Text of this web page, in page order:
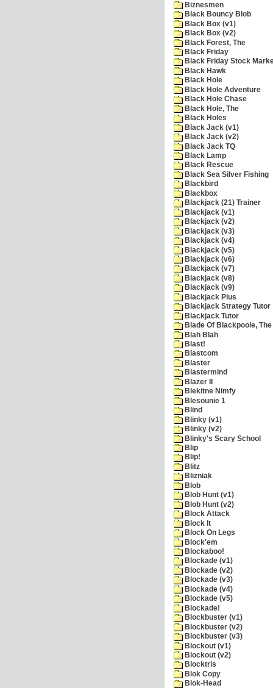
Biznesmen
Black Bouncy Blob
Black Box (v1)
Black Box (v2)
Black Forest, The
Black Friday
Black Friday Stock
Black Hawk
Black Hole
Black Hole Adventure
Black Hole Chase
Black Hole, The
Black Holes
Black Jack (v1)
Black Jack (v2)
Black Jack TQ
Black Lamp
Black Rescue
Black Sea Silver Fishing
Blackbird
Blackbox
Blackjack (21) Trainer
Blackjack (v1)
Blackjack (v2)
Blackjack (v3)
Blackjack (v4)
Blackjack (v5)
Blackjack (v6)
Blackjack (v7)
Blackjack (v8)
Blackjack (v9)
Blackjack Plus
Blackjack Strategy Tutor
Blackjack Tutor
Blade Of Blackpoole, The
Blah Blah
Blast!
Blastcom
Blaster
Blastermind
Blazer II
Blekitne Nimfy
Blesounie 1
Blind
Blinky (v1)
Blinky (v2)
Blinky's Scary School
Blip
Blip!
Blitz
Blizniak
Blob
Blob Hunt (v1)
Blob Hunt (v2)
Block Attack
Block It
Block On Legs
Block'em
Blockaboo!
Blockade (v1)
Blockade (v2)
Blockade (v3)
Blockade (v4)
Blockade (v5)
Blockade!
Blockbuster (v1)
Blockbuster (v2)
Blockbuster (v3)
Blockout (v1)
Blockout (v2)
Blocktris
Blok Copy
Blok-Head